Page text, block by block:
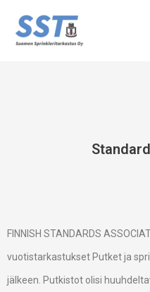
Skip
FINNISH STANDARDS
vuotistarkastukset Putket ja
jälkeen. Putkistot olisi